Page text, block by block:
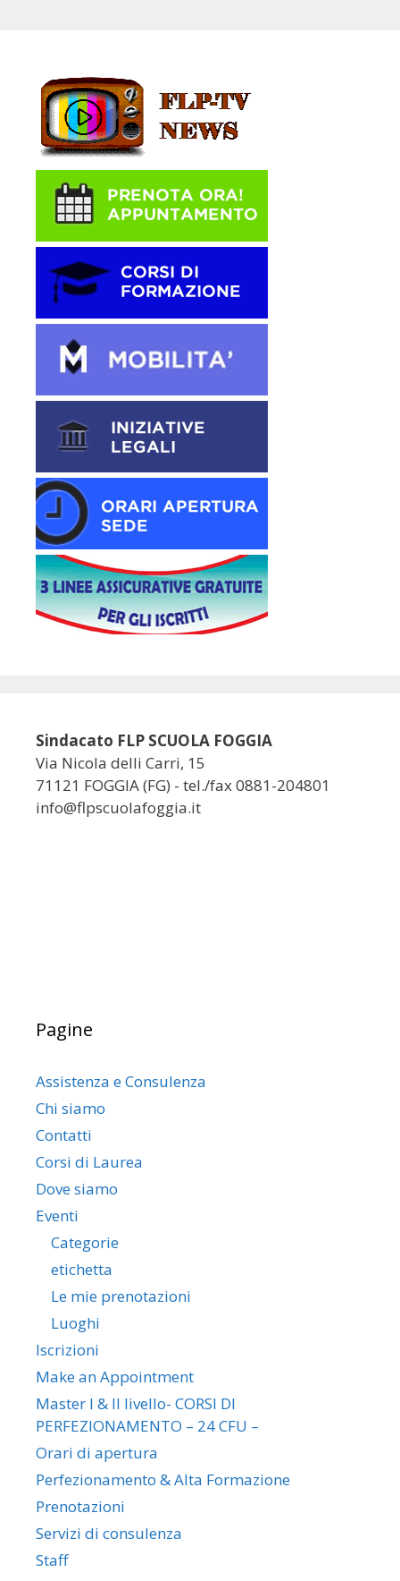
Sindacato FLP SCUOLA FOGGIA
Via Nicola delli Carri, 15
71121 FOGGIA (FG) - tel./fax 0881-204801
info@flpscuolafoggia.it
Pagine
Assistenza e Consulenza
Chi siamo
Contatti
Corsi di Laurea
Dove siamo
Eventi
Categorie
etichetta
Le mie prenotazioni
Luoghi
Iscrizioni
Make an Appointment
Master I & II livello- CORSI DI
PERFEZIONAMENTO – 24 CFU –
Orari di apertura
Perfezionamento & Alta Formazione
Prenotazioni
Servizi di consulenza
Staff